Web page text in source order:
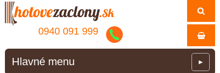
0940 091 999
Hlavné menu ►